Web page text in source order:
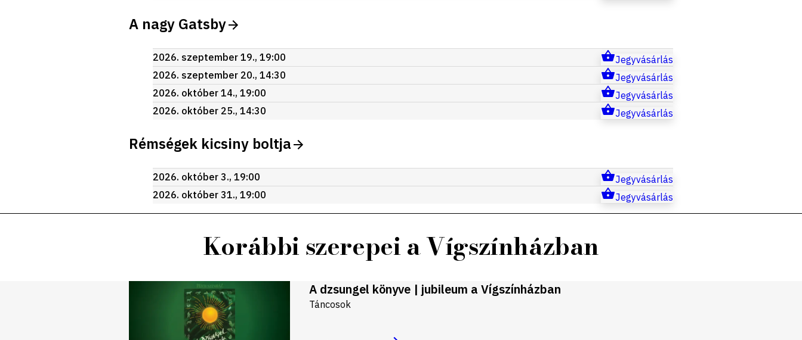
A nagy Gatsby
2026. szeptember 19., 19:00
Jegyvásárlás
2026. szeptember 20., 14:30
Jegyvásárlás
2026. október 14., 19:00
Jegyvásárlás
2026. október 25., 14:30
Jegyvásárlás
Rémségek kicsiny boltja
2026. október 3., 19:00
Jegyvásárlás
2026. október 31., 19:00
Jegyvásárlás
Korábbi szerepei a Vígszínházban
A dzsungel könyve | jubileum a Vígszínházban
Táncosok